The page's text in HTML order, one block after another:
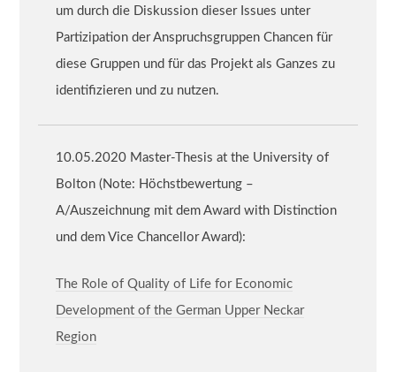
um durch die Diskussion dieser Issues unter
Partizipation der Anspruchsgruppen Chancen für
diese Gruppen und für das Projekt als Ganzes zu
identifizieren und zu nutzen.
10.05.2020 Master-Thesis at the University of
Bolton (Note: Höchstbewertung –
A/Auszeichnung mit dem Award with Distinction
und dem Vice Chancellor Award):
The Role of Quality of Life for Economic
Development of the German Upper Neckar
Region